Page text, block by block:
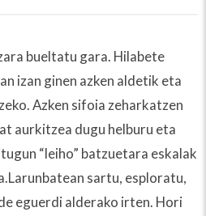
bueltatu gara. Hilabete
izan ginen azken aldetik eta
Azken sifoia zeharkatzen
aurkitzea dugu helburu eta
“leiho” batzuetara eskalak
sartu, esploratu,
eguerdi alderako irten. Hori